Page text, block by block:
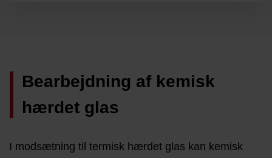
Bearbejdning af kemisk
hærdet glas
I modsætning til termisk hærdet glas kan kemisk